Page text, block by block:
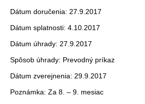
Dátum doručenia: 27.9.2017
Dátum splatnosti: 4.10.2017
Dátum úhrady: 27.9.2017
Spôsob úhrady: Prevodný príkaz
Dátum zverejnenia: 29.9.2017
Poznámka: Za 8. – 9. mesiac